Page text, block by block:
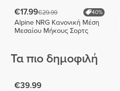
€17.99€29.99 40%
Alpine NRG Κανονική Μέση
Μεσαίου Μήκους Σορτς
Τα πιο δημοφιλή
€39.99